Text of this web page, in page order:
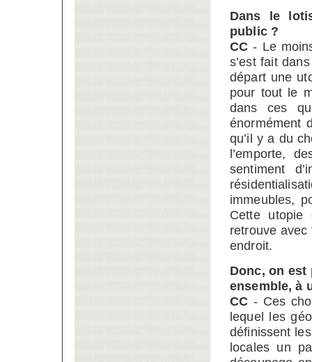
Dans le
public ?
CC - Le
s’est fait
départ une
pour tout le
dans ces
énormément
qu’il y a du
l’emporte,
sentiment
immeubles,
Cette utopie
retrouve
endroit.
Donc, on est
ensemble, à
CC - Ces
lequel les
définissent
locales un